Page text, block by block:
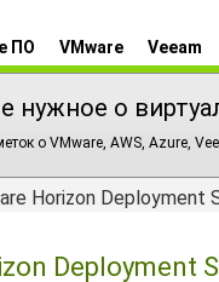
ПО VMware Veeam
нужное о
о VMware, AWS, Azure,
Horizon Deployment
Deployment